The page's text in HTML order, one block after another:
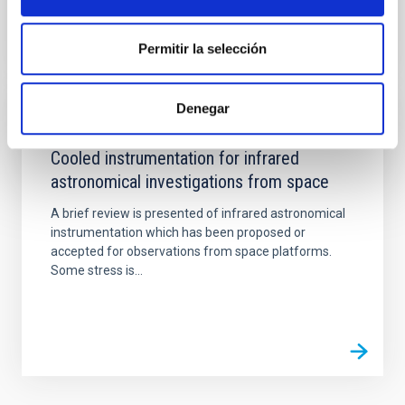
Permitir la selección
Denegar
Cooled instrumentation for infrared
astronomical investigations from space
A brief review is presented of infrared astronomical
instrumentation which has been proposed or
accepted for observations from space platforms.
Some stress is...